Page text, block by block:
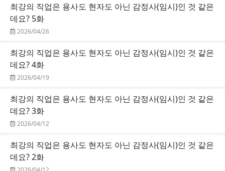
최강의 직업은 용사도 현자도 아닌 감정사(임시)인 것 같은
데요? 5화
2026/04/26
최강의 직업은 용사도 현자도 아닌 감정사(임시)인 것 같은
데요? 4화
2026/04/19
최강의 직업은 용사도 현자도 아닌 감정사(임시)인 것 같은
데요? 3화
2026/04/12
최강의 직업은 용사도 현자도 아닌 감정사(임시)인 것 같은
데요? 2화